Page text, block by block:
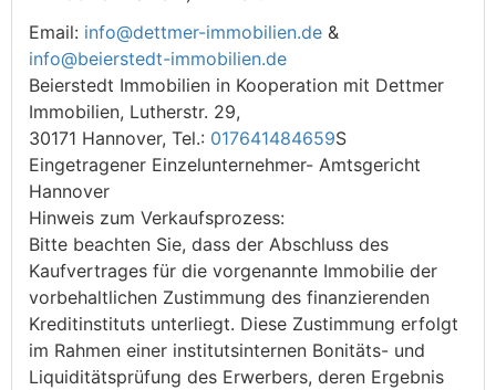
Email: info@dettmer-immobilien.de &
info@beierstedt-immobilien.de
Beierstedt Immobilien in Kooperation mit Dettmer
Immobilien, Lutherstr. 29,
30171 Hannover, Tel.: 017641484659S
Eingetragener Einzelunternehmer- Amtsgericht
Hannover
Hinweis zum Verkaufsprozess:
Bitte beachten Sie, dass der Abschluss des
Kaufvertrages für die vorgenannte Immobilie der
vorbehaltlichen Zustimmung des finanzierenden
Kreditinstituts unterliegt. Diese Zustimmung erfolgt
im Rahmen einer institutsinternen Bonitäts- und
Liquiditätsprüfung des Erwerbers, deren Ergebnis